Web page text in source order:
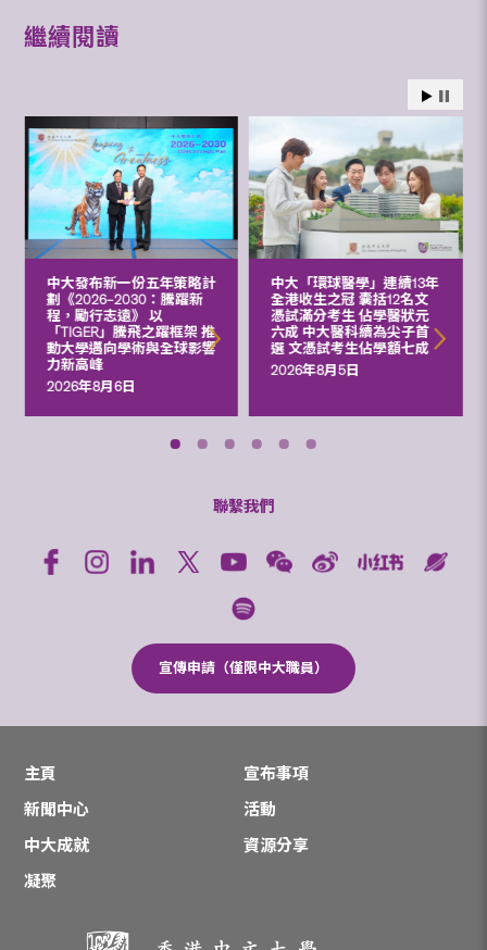
繼續閱讀
中大發布新一份五年策略計
劃《2026‒2030：騰躍新
程，勵行志遠》 以
「TIGER」騰飛之躍框架 推
動大學邁向學術與全球影響
力新高峰
2026年8月6日
中大「環球醫學」連續13年
全港收生之冠 囊括12名文
憑試滿分考生 佔學醫狀元
六成 中大醫科續為尖子首
選 文憑試考生佔學額七成
2026年8月5日
聯繫我們
宣傳申請（僅限中大職員）
主頁
宣布事項
新聞中心
活動
中大成就
資源分享
凝聚